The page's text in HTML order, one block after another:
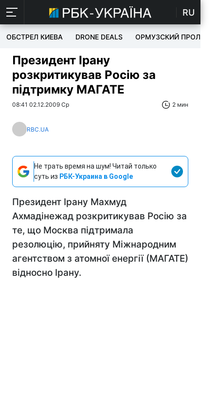
RU
ОБСТРЕЛ КИЕВА DRONE DEALS ОРМУЗСКИЙ ПРОЛИВ
Президент Ірану
розкритикував Росію за
підтримку МАГАТЕ
08:41 02.12.2009 Ср 2 мин
RBC.UA
Не трать время на шум! Читай только
суть из РБК-Украина в Google
Президент Ірану Махмуд
Ахмадінежад розкритикував Росію за
те, що Москва підтримала
резолюцію, прийняту Міжнародним
агентством з атомної енергії (МАГАТЕ)
відносно Ірану.